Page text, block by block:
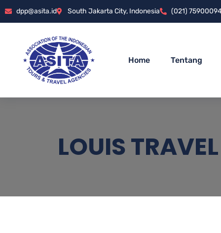
dpp@asita.id South Jakarta City, Indonesia (021)
Home Tentang
LOUIS